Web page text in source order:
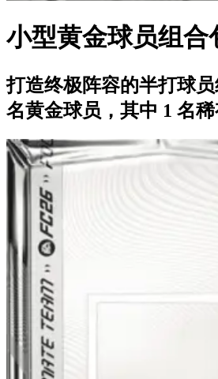
小型黄金球员组合
打造终极阵容的半打球
名黄金球员，其中 1 名稀